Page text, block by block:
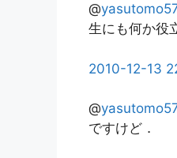
@
生にも何か役
2010-12-13
@
ですけど．